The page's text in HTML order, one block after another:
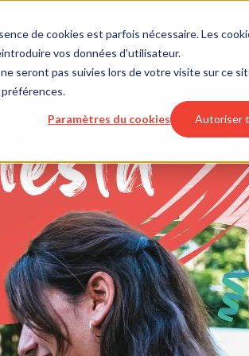
de cookies est parfois nécessaire. Les
vos données d’utilisateur.
seront pas suivies lors de votre visite sur ce
Paramètres du cookies Autoriser